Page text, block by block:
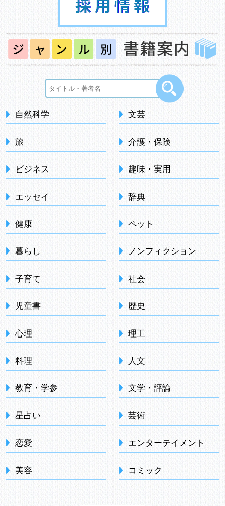
自然科学
旅
ビジネス
エッセイ
健康
暮らし
子育て
児童書
心理
料理
教育・学参
星占い
恋愛
美容
文芸
介護・保険
趣味・実用
辞典
ペット
ノンフィクション
社会
歴史
理工
人文
文学・評論
芸術
エンターテイメント
コミック